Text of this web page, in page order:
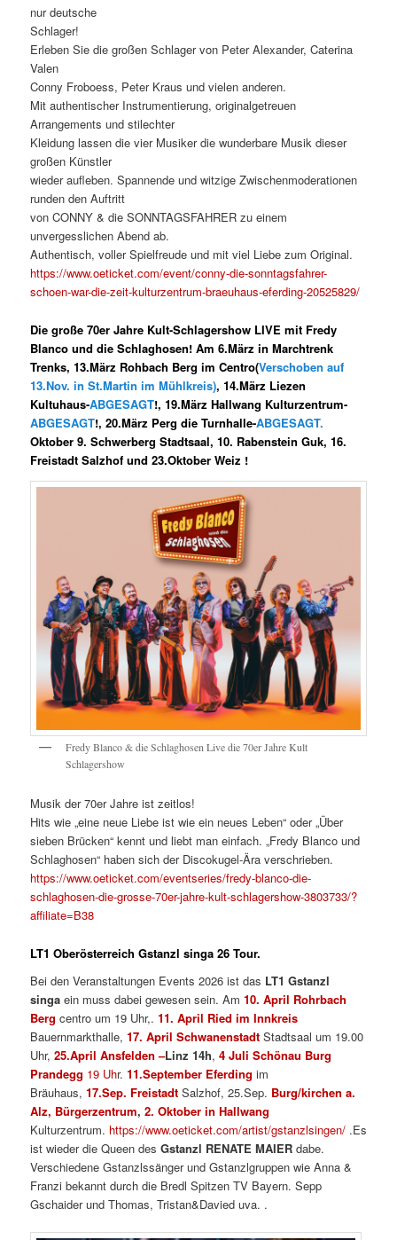
nur deutsche
Schlager!
Erleben Sie die großen Schlager von Peter Alexander, Caterina
Valen
Conny Froboess, Peter Kraus und vielen anderen.
Mit authentischer Instrumentierung, originalgetreuen
Arrangements und stilechter
Kleidung lassen die vier Musiker die wunderbare Musik dieser
großen Künstler
wieder aufleben. Spannende und witzige Zwischenmoderationen
runden den Auftritt
von CONNY & die SONNTAGSFAHRER zu einem
unvergesslichen Abend ab.
Authentisch, voller Spielfreude und mit viel Liebe zum Original.
https://www.oeticket.com/event/conny-die-sonntagsfahrer-
schoen-war-die-zeit-kulturzentrum-braeuhaus-eferding-20525829/
Die große 70er Jahre Kult-Schlagershow LIVEmit Fredy
Blanco und die Schlaghosen! Am 6.März in Marchtrenk
Trenks, 13.März Rohbach Berg im Centro(Verschoben auf
13.Nov. in St.Martin im Mühlkreis), 14.März Liezen
Kultuhaus-ABGESAGT!, 19.März Hallwang Kulturzentrum-
ABGESAGT!, 20.März Perg die Turnhalle-ABGESAGT.
Oktober 9. Schwerberg Stadtsaal, 10. Rabenstein Guk, 16.
Freistadt Salzhof und 23.Oktober Weiz !
Fredy Blanco & die Schlaghosen Live die 70er Jahre Kult
Schlagershow
Musik der 70er Jahre ist zeitlos!
Hits wie „eine neue Liebe ist wie ein neues Leben“ oder „Über
sieben Brücken“ kennt und liebt man einfach. „Fredy Blanco und
Schlaghosen“ haben sich der Discokugel-Ära verschrieben.
https://www.oeticket.com/eventseries/fredy-blanco-die-
schlaghosen-die-grosse-70er-jahre-kult-schlagershow-3803733/?
affiliate=B38
LT1 Oberösterreich Gstanzl singa 26 Tour.
Bei den Veranstaltungen Events 2026 ist das LT1 Gstanzl
singa ein muss dabei gewesen sein. Am 10. April Rohrbach
Berg centro um 19 Uhr,.11. April Ried im Innkreis
Bauernmarkthalle,17. April Schwanenstadt Stadtsaal um 19.00
Uhr,25.April Ansfelden –Linz 14h,4 Juli Schönau Burg
Prandegg 19 Uhr.11.September Eferdingim
Bräuhaus,17.Sep. Freistadt Salzhof, 25.Sep. Burg/kirchen a.
Alz, Bürgerzentrum, 2. Oktober in Hallwang
Kulturzentrum. https://www.oeticket.com/artist/gstanzlsingen/ .Es
ist wieder die Queen desGstanzl RENATE MAIER dabe.
Verschiedene Gstanzlssänger und Gstanzlgruppen wie Anna &
Franzi bekannt durch die Bredl Spitzen TV Bayern. Sepp
Gschaider und Thomas, Tristan&Davied uva. .